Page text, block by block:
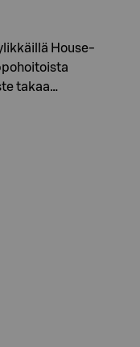
House-
takaa…